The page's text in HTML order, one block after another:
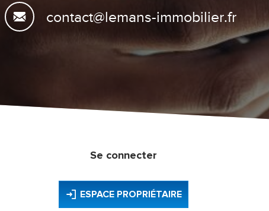
contact@lemans-immobilier.fr
Se connecter
ESPACE PROPRIÉTAIRE